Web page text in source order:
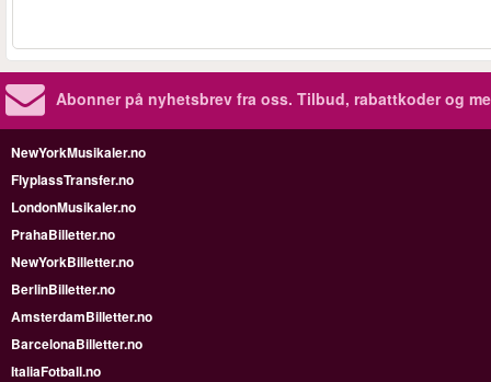
Abonner på nyhetsbrev fra oss. Tilbud, rabattkoder og
NewYorkMusikaler.no
FlyplassTransfer.no
LondonMusikaler.no
PrahaBilletter.no
NewYorkBilletter.no
BerlinBilletter.no
AmsterdamBilletter.no
BarcelonaBilletter.no
ItaliaFotball.no